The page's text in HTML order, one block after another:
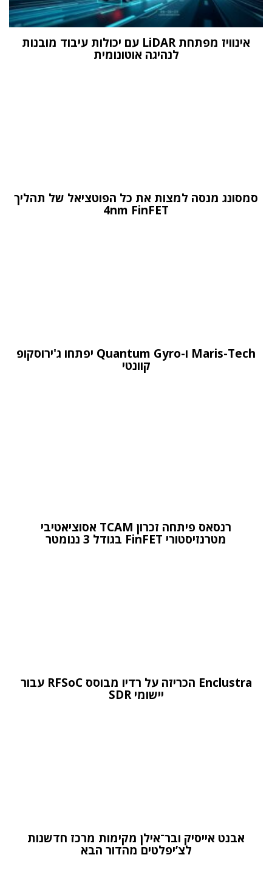
אינוויז מפתחת LiDAR עם יכולות עיבוד מובנות
לנהיגה אוטונומית
סמסונג מנסה למצות את כל הפוטציאל של תהליך
4nm FinFET
Maris-Tech ו-Quantum Gyro יפתחו ג'ירוסקופ
קוונטי
רנסאס פיתחה זכרון TCAM אסוציאטיבי
מטרנזיסטורי FinFET בגודל 3 ננומטר
Enclustra הכריזה על רדיו מבוסס RFSoC עבור
יישומי SDR
אבנט אייסיק ובר־אילן מקימות מרכז חדשנות
לצ’יפלטים מהדור הבא